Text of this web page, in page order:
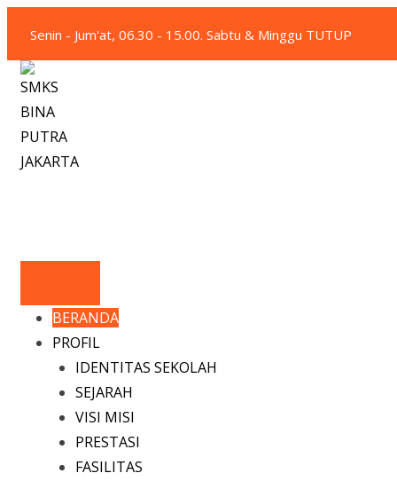
content
Senin - Jum'at, 06.30 - 15.00. Sabtu & Minggu TUTUP
BERANDA
PROFIL
IDENTITAS SEKOLAH
SEJARAH
VISI MISI
PRESTASI
FASILITAS